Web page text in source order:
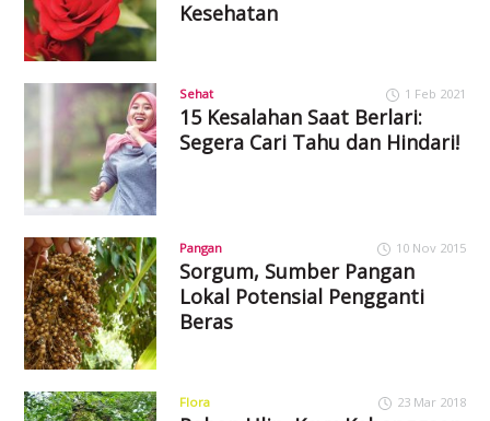
Kesehatan
Sehat 1 Feb 2021
15 Kesalahan Saat Berlari:
Segera Cari Tahu dan Hindari!
Pangan 10 Nov 2015
Sorgum, Sumber Pangan
Lokal Potensial Pengganti
Beras
Flora 23 Mar 2018